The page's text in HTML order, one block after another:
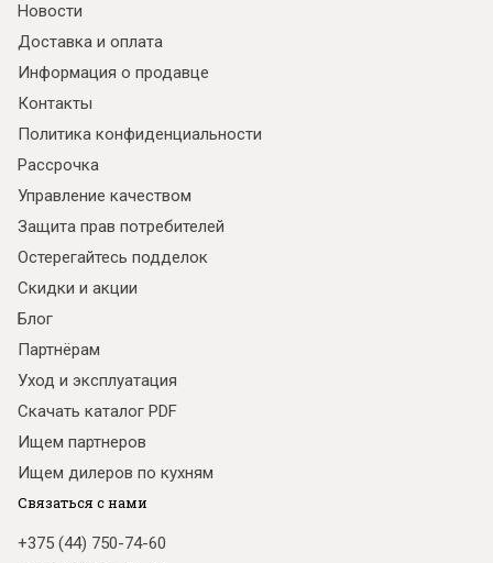
Новости
Доставка и оплата
Информация о продавце
Контакты
Политика конфиденциальности
Рассрочка
Управление качеством
Защита прав потребителей
Остерегайтесь подделок
Скидки и акции
Блог
Партнёрам
Уход и эксплуатация
Скачать каталог PDF
Ищем партнеров
Ищем дилеров по кухням
Связаться с нами
+375 (44) 750-74-60